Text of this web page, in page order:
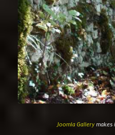
Joomla Gallerymakes